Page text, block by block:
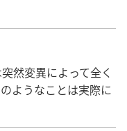
然変異によって全く
ようなことは実際に